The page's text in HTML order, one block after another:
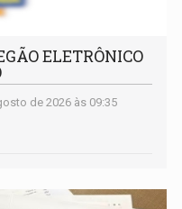
ELETRÔNICO
de 2026 às 09:35